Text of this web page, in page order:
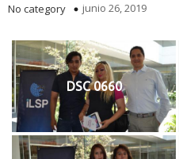
No category junio 26, 2019
DSC 0660